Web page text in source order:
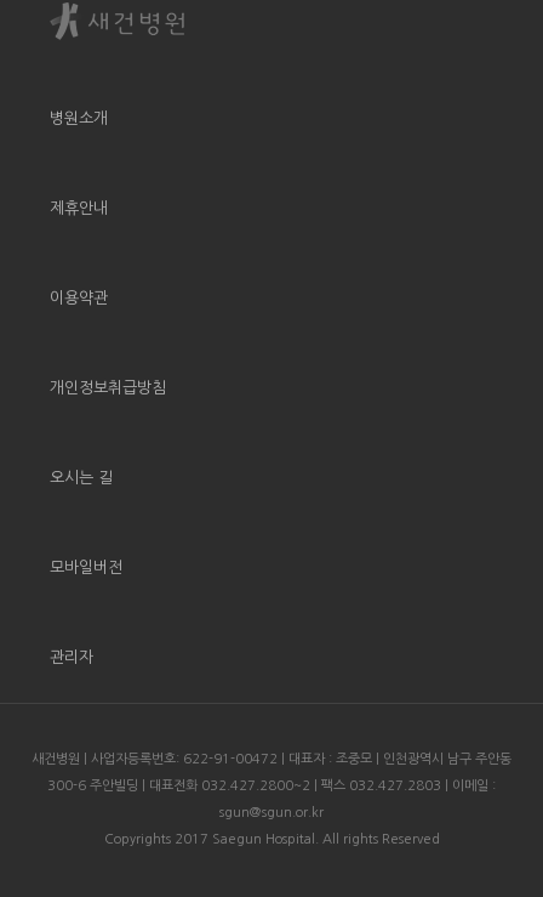
병원소개
제휴안내
이용약관
개인정보취급방침
오시는 길
모바일버전
관리자
새건병원 | 사업자등록번호: 622-91-00472 | 대표자 : 조중모 | 인천광역시 남구 주안동
300-6 주안빌딩 | 대표전화 032.427.2800~2 | 팩스 032.427.2803 | 이메일 :
sgun@sgun.or.kr
Copyrights 2017 Saegun Hospital. All rights Reserved